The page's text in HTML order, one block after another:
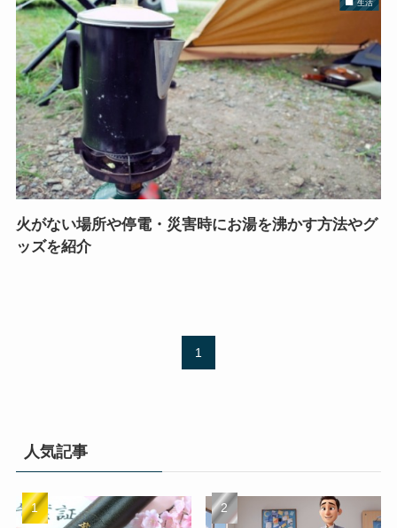
生活
火がない場所や停電・災害時にお湯を沸かす方法やグ
ッズを紹介
1
人気記事